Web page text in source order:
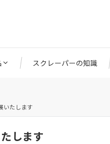
スクレーパーの知識
いたします
します